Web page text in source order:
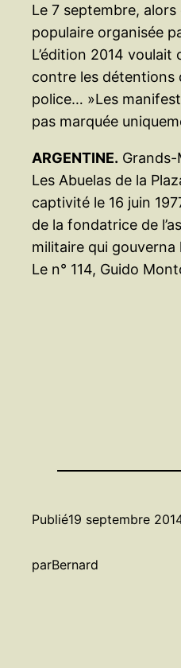
Le 7 septembre,
populaire organisée
L’édition 2014
contre les détentions
police… »Les
pas marquée
ARGENTINE. Grands-
Les Abuelas de la
captivité le 16 juin
de la fondatrice de
militaire qui gouverna
Le n° 114, Guido
Publié19 septembre
parBernard